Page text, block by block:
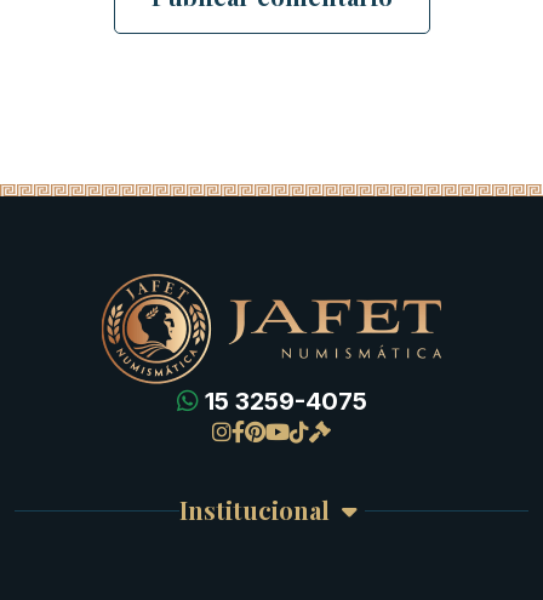
15 3259-4075
Institucional
Meus Pedidos
Carrinho de Compra
Gregas
Byzantinas
Bíblicas